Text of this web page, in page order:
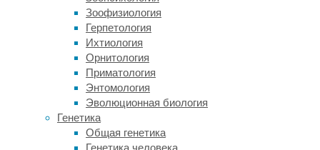
Зоофизиология
Герпетология
Ихтиология
Орнитология
Приматология
Энтомология
Эволюционная биология
Генетика
Общая генетика
Генетика человека
супругов
—
не
следствие
совместной
жизни
ежедневного
общения,